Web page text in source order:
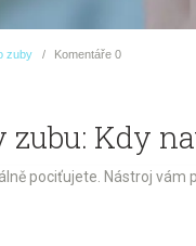
zuby Komentáře 0
Kdy
pociťujete. Nástroj